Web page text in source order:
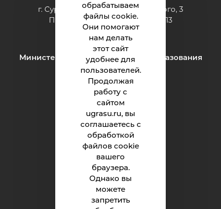
обрабатываем
файлы cookie.
Они помогают
нам делать
этот сайт
удобнее для
пользователей.
Продолжая
работу с
сайтом
ugrasu.ru, вы
соглашаетесь с
обработкой
файлов cookie
вашего
браузера.
Однако вы
можете
запретить
г. Сургут ул. Григория Кукуевицкого, 3
Приёмная: тел.: +7 (3462) 550-413
e-mail:inteh@ugrasu.ru
Министерство науки и высшего образования
Российской Федерации
Институт
Абитуриенту
Студенту
Родителям
Обращения граждан